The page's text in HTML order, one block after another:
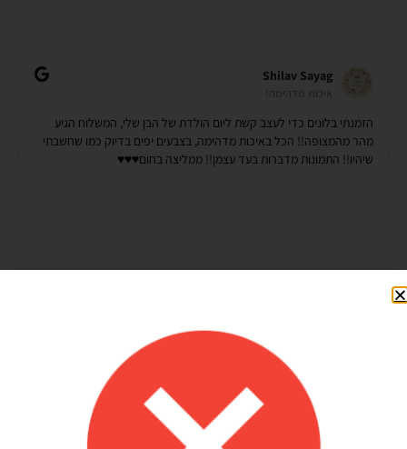
Shilav Sayag
איכות מדהימה!
הזמנתי בלונים כדי לעצב קשת ליום הולדת של הבן שלי, המשלוח הגיע
מהר מהמצופה!! הכל באיכות מדהימה, בצבעים יפים בדיוק כמו שחשבתי
שיהיו!! התמונות מדברות בעד עצמן!! ממליצה בחום♥️♥️♥️